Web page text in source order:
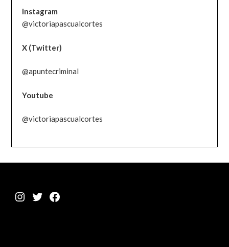
Instagram
@victoriapascualcortes
X (Twitter)
@apuntecriminal
Youtube
@victoriapascualcortes
Instagram
TwitterFacebook